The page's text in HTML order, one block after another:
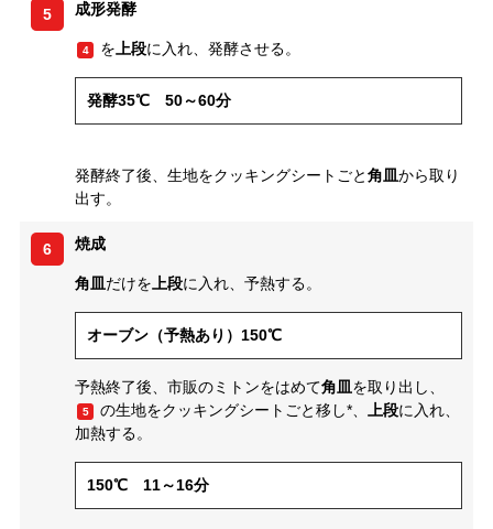
5 成形発酵
4 を上段に入れ、発酵させる。
発酵35℃ 50～60分
発酵終了後、生地をクッキングシートごと角皿から取り
出す。
6 焼成
角皿だけを上段に入れ、予熱する。
オーブン（予熱あり）150℃
予熱終了後、市販のミトンをはめて角皿を取り出し、
5 の生地をクッキングシートごと移し*、 上段に入れ、
加熱する。
150℃ 11～16分